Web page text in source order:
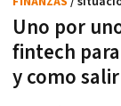
Uno por
fintech
y como